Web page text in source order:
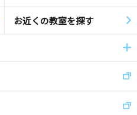
お近くの教室を探す